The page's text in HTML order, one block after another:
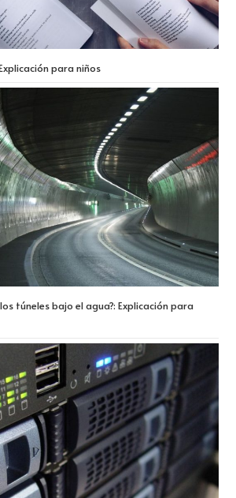
para niños
túneles bajo el agua?: Explicación para